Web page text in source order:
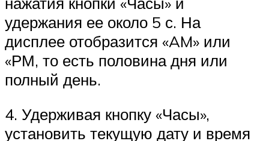
удержания ее около 5 с. На
дисплее отобразится «AM» или
«РМ, то есть половина дня или
полный день.
4. Удерживая кнопку «Часы»,
установить текущую дату и время